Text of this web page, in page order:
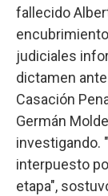
fallecido
judiciales
dictamen ante
Casación
Germán
investigando.
interpuesto
etapa",